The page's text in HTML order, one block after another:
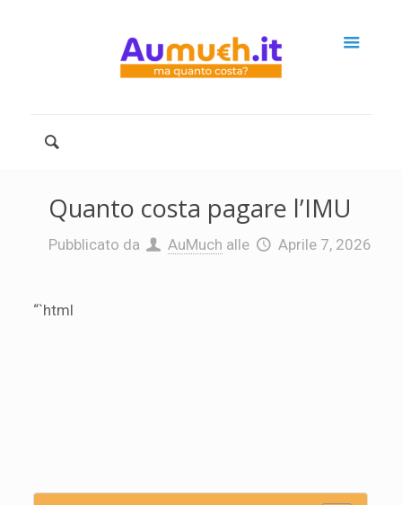
Quanto costa pagare l’IMU
Pubblicato da AuMuch alle Aprile 7, 2026
“`html